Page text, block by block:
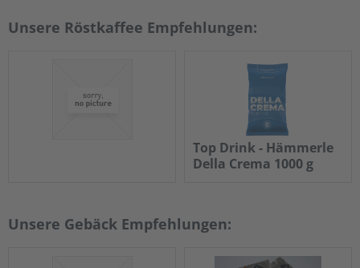
und
aromafrisch verpackt
Bei Kaffee-Welt24 bieten wir Ihnen eine Auswahl
Top Drink - Hämmerle
Della Crema 1000 g
Unsere Röstkaffee Empfehlungen:
Unsere Gebäck Empfehlungen: